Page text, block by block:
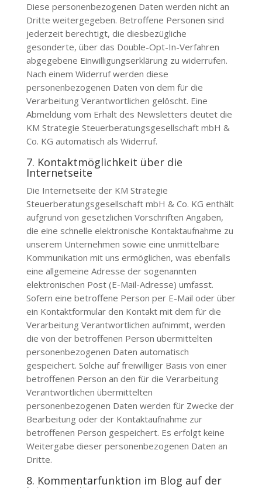
Diese personenbezogenen Daten werden nicht an
Dritte weitergegeben. Betroffene Personen sind
jederzeit berechtigt, die diesbezügliche
gesonderte, über das Double-Opt-In-Verfahren
abgegebene Einwilligungserklärung zu widerrufen.
Nach einem Widerruf werden diese
personenbezogenen Daten von dem für die
Verarbeitung Verantwortlichen gelöscht. Eine
Abmeldung vom Erhalt des Newsletters deutet die
KM Strategie Steuerberatungsgesellschaft mbH &
Co. KG automatisch als Widerruf.
7. Kontaktmöglichkeit über die
Internetseite
Die Internetseite der KM Strategie
Steuerberatungsgesellschaft mbH & Co. KG enthält
aufgrund von gesetzlichen Vorschriften Angaben,
die eine schnelle elektronische Kontaktaufnahme zu
unserem Unternehmen sowie eine unmittelbare
Kommunikation mit uns ermöglichen, was ebenfalls
eine allgemeine Adresse der sogenannten
elektronischen Post (E-Mail-Adresse) umfasst.
Sofern eine betroffene Person per E-Mail oder über
ein Kontaktformular den Kontakt mit dem für die
Verarbeitung Verantwortlichen aufnimmt, werden
die von der betroffenen Person übermittelten
personenbezogenen Daten automatisch
gespeichert. Solche auf freiwilliger Basis von einer
betroffenen Person an den für die Verarbeitung
Verantwortlichen übermittelten
personenbezogenen Daten werden für Zwecke der
Bearbeitung oder der Kontaktaufnahme zur
betroffenen Person gespeichert. Es erfolgt keine
Weitergabe dieser personenbezogenen Daten an
Dritte.
8. Kommentarfunktion im Blog auf der